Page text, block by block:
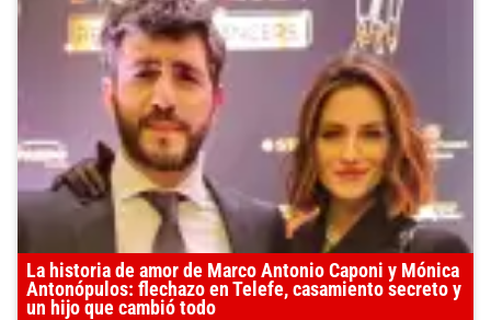
La historia de amor de Marco Antonio Caponi y Mónica
Antonópulos: flechazo en Telefe, casamiento secreto y
un hijo que cambió todo